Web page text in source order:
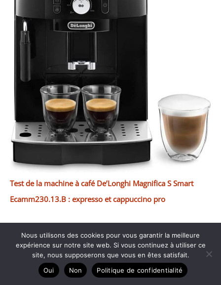
Test de la machine à café De’Longhi Magnifica S Smart
Ecamm230.13.B : expresso et cappuccino pro
Nous utilisons des cookies pour vous garantir la meilleure
expérience sur notre site web. Si vous continuez à utiliser ce
site, nous supposerons que vous en êtes satisfait.
Oui
Non Politique de confidentialité